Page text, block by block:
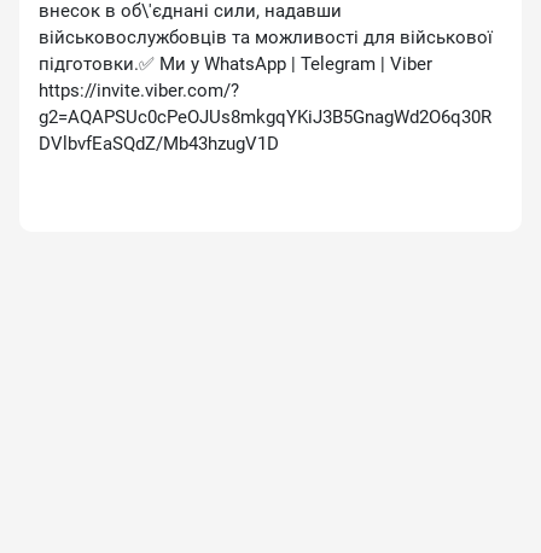
внесок в об\'єднані сили, надавши
військовослужбовців та можливості для військової
підготовки.✅ Ми у WhatsApp | Telegram | Viber
https://invite.viber.com/?
g2=AQAPSUc0cPeOJUs8mkgqYKiJ3B5GnagWd2O6q30R
DVlbvfEaSQdZ/Mb43hzugV1D